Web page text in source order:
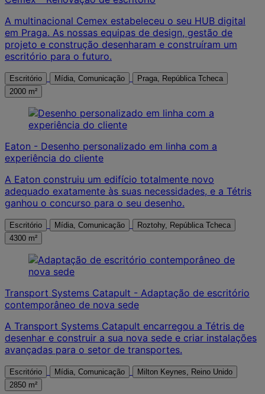
A multinacional Cemex estabeleceu o seu HUB digital
em Praga. As nossas equipas de design, gestão de
projeto e construção desenharam e construíram um
escritório para o futuro.
Escritório Mídia, Comunicação
Praga, República Tcheca
2000 m²
Eaton - Desenho personalizado em linha com a
experiência do cliente
A Eaton construiu um edifício totalmente novo
adequado exatamente às suas necessidades, e a Tétris
ganhou o concurso para o seu desenho.
Escritório Mídia, Comunicação
Roztohy, República Tcheca
4300 m²
Transport Systems Catapult - Adaptação de escritório
contemporâneo de nova sede
A Transport Systems Catapult encarregou a Tétris de
desenhar e construir a sua nova sede e criar instalações
avançadas para o setor de transportes.
Escritório Mídia, Comunicação
Milton Keynes, Reino Unido
2850 m²